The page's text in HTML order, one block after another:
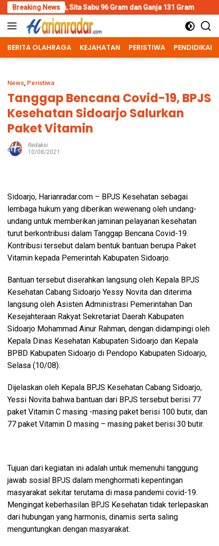
Skip
to
content
Breaking News
Sita Sabu 96 Gram dan Ganja 131 Gram Wujud Polisi
BERITA OLAHRAGA KEJAHATAN PERISTIWA PENDIDIKAN
News, Peristiwa
Tanggap Bencana Covid-19, BPJS
Kesehatan Sidoarjo Salurkan
Paket Vitamin
Redaksi
10/08/2021
Sidoarjo, Harianradar.com – BPJS Kesehatan sebagai
lembaga hukum yang diberikan wewenang oleh undang-
undang untuk memberikan jaminan pelayanan kesehatan
turut berkontribusi dalam Tanggap Bencana Covid-19.
Kontribusi tersebut dalam bentuk bantuan berupa Paket
Vitamin kepada Pemerintah Kabupaten Sidoarjo.
Bantuan tersebut diserahkan langsung oleh Kepala BPJS
Kesehatan Cabang Sidoarjo Yessy Novita dan diterima
langsung oleh Asisten Administrasi Pemerintahan Dan
Kesejahteraan Rakyat Sekretariat Daerah Kabupaten
Sidoarjo Mohammad Ainur Rahman, dengan didampingi oleh
Kepala Dinas Kesehatan Kabupaten Sidoarjo dan Kepala
BPBD Kabupaten Sidoarjo di Pendopo Kabupaten Sidoarjo,
Selasa (10/08).
Dijelaskan oleh Kepala BPJS Kesehatan Cabang Sidoarjo,
Yessi Novita bahwa bantuan dari BPJS tersebut berisi 77
paket Vitamin C masing -masing paket berisi 100 butir, dan
77 paket Vitamin D masing – masing paket berisi 30 butir.
Tujuan dari kegiatan ini adalah untuk memenuhi tanggung
jawab sosial BPJS dalam menghormati kepentingan
masyarakat sekitar terutama di masa pandemi covid-19.
Mengingat keberhasilan BPJS Kesehatan tidak terlepaskan
dari hubungan yang harmonis, dinamis serta saling
menguntungkan dengan masyarakat.